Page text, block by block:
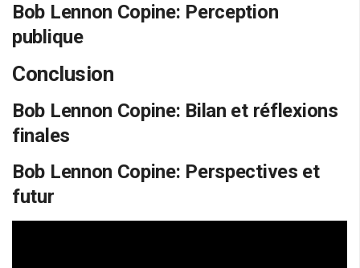
Bob Lennon Copine: Perception
publique
Conclusion
Bob Lennon Copine: Bilan et réflexions
finales
Bob Lennon Copine: Perspectives et
futur